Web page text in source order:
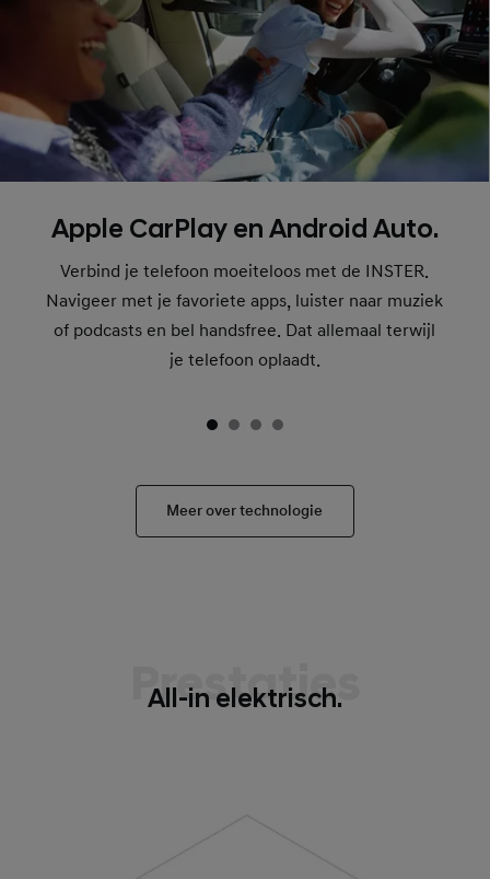
Apple CarPlay en Android Auto.
Verbind je telefoon moeiteloos met de INSTER.
Navigeer met je favoriete apps, luister naar muziek
of podcasts en bel handsfree. Dat allemaal terwijl
je telefoon oplaadt.
Meer over technologie
Prestaties
All-in elektrisch.